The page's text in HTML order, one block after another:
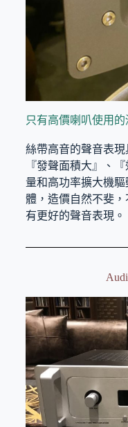
只有高價喇叭使用
絲帶高音的聲音表現
『發聲面積大』、
量和高功率擴大機
體，造價自然不斐
有更好的聲音表現。